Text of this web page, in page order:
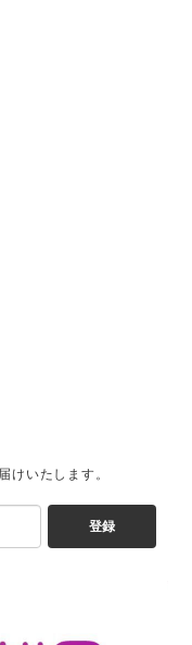
けいたします。
登録